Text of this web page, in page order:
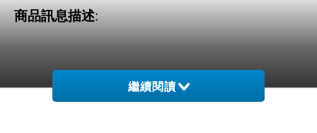
商品訊息描述:
繼續閱讀